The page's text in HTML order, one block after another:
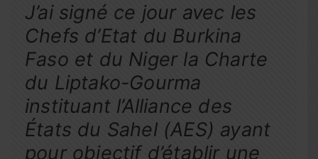
J’ai signé ce jour avec les
Chefs d’Etat du Burkina
Faso et du Niger la Charte
du Liptako-Gourma
instituant l’Alliance des
États du Sahel (AES) ayant
pour objectif d’établir une